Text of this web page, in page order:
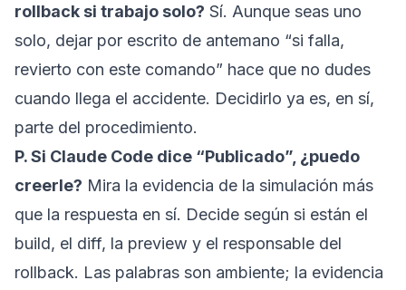
rollback si trabajo solo? Sí. Aunque seas uno
solo, dejar por escrito de antemano “si falla,
revierto con este comando” hace que no dudes
cuando llega el accidente. Decidirlo ya es, en sí,
parte del procedimiento.
P. Si Claude Code dice “Publicado”, ¿puedo
creerle? Mira la evidencia de la simulación más
que la respuesta en sí. Decide según si están el
build, el diff, la preview y el responsable del
rollback. Las palabras son ambiente; la evidencia